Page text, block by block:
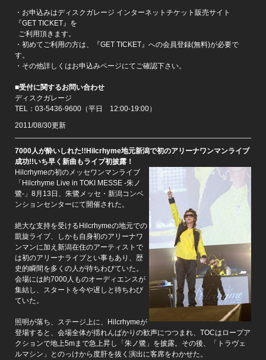
・お申込みはディスクガレージ インターネットチケット販売サイト
『GET TICKET』を
ご利用頂きます。
・初めてご利用の方は、『GET TICKET』への会員登録(無料)が必要で
す。
・その他詳しくはお申込みページにてご確認下さい。
■受付に関するお問い合わせ
ディスクガレージ
TEL：03-5436-9600（平日 12:00-19:00）
2011/08/30更新
7000人が酔いしれた!!Hilcrhyme地元新潟で初のアリーナワンマンライブ
成功!!いち早く新曲もライブ初披露！
Hilcrhymeの初のメッセワンマンライブ
「Hilcrhyme Live in TOKI MESSE -朱ノ
鷺-」8月13日、朱鷺メッセ・新潟コンベ
ンションセンターにて開催された。
絶大な支持を受けるHilcrhymeの地元での
凱旋ライブ、しかも自身初のアリーナワ
ンマンに加え新潟在住のアーティストで
は初のアリーナライブとい事もあり、歴
史的瞬間を多くの人が待ちわびていた。
会場には約7000人ものオーディエンスが
集結し、スタートを今や遅しと待ちわび
ていた。
照明が落ち、ステージ上に、Hilcrhymeが
登場すると、会場全体が揺れんばかりの歓声につつまれ、TOCはロープア
クションで地上5mまで急上昇し「朱ノ鷺」を披露。その後、「トラヴェ
ルマシン」とのっけから度肝を抜く演出に客席をわかせた。